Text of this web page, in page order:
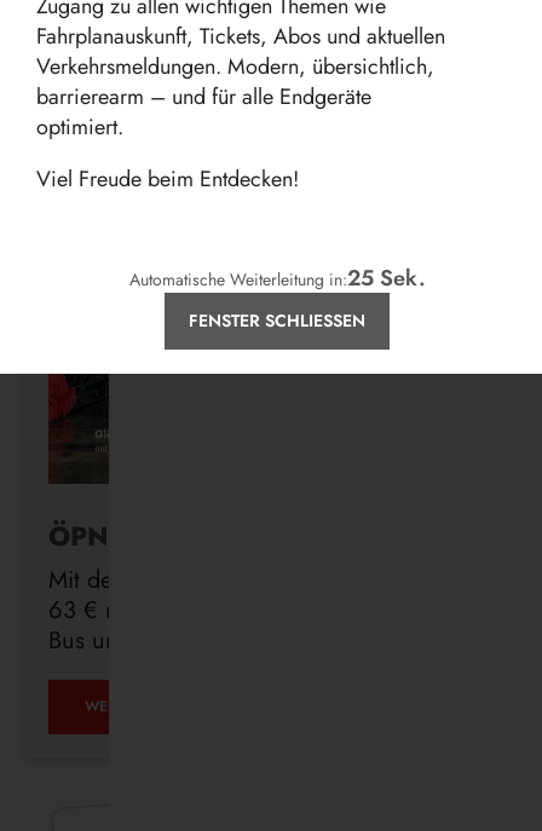
Aktuelles
ÖPNV ist, was ihr draus macht.
Mit dem Deutschlandticket sind Sie für
63 € monatlich in ganz Deutschland mit
Bus und Bahn unterwegs.
WEITERLESEN …
Fahrplanauskunft, Tickets, Abos und aktuellen
Verkehrsmeldungen. Modern, übersichtlich,
barrierearm – und für alle Endgeräte
optimiert.
Viel Freude beim Entdecken!
FENSTER SCHLIESSEN
Automatische Weiterleitung in:24 Sek.